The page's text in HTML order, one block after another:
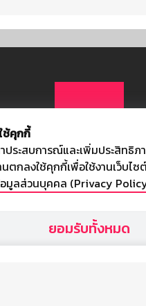
เกี่ยวกับเรา
รวงการกีฬา ฟุตบอล ผลบอล ผลฟุต
บอลโลก ยูฟ่าแซมเปี้ยนส์ลีก พร้อมทั้
ช้คุกกี้
ระสบการณ์และเพิ่มประสิทธิภ
ตกลงใช้คุกกี้เพื่อใช้งานเว็บไซ
มูลส่วนบุคคล (Privacy
ยอมรับทั้งหมด